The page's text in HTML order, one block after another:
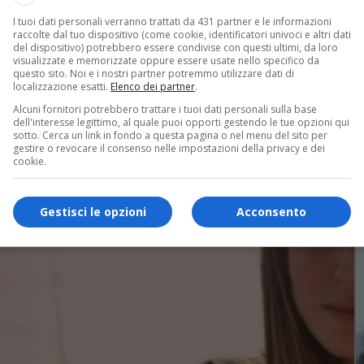
hanno raggiunto il massimo dei voti all’esame di
Campaci, e Virginia Cancian. In 5H, invece, soltanto
I tuoi dati personali verranno trattati da 431 partner e le informazioni
raccolte dal tuo dispositivo (come cookie, identificatori univoci e altri dati
del dispositivo) potrebbero essere condivise con questi ultimi, da loro
visualizzate e memorizzate oppure essere usate nello specifico da
questo sito. Noi e i nostri partner potremmo utilizzare dati di
localizzazione esatti. Elenco dei partner.
Alcuni fornitori potrebbero trattare i tuoi dati personali sulla base
dell'interesse legittimo, al quale puoi opporti gestendo le tue opzioni qui
sotto. Cerca un link in fondo a questa pagina o nel menu del sito per
gestire o revocare il consenso nelle impostazioni della privacy e dei
cookie.
Acconsento
Gestisci le opzioni